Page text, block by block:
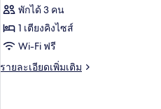
Carlton
Club
Room
พักได้ 3 คน
1 เตียงคิงไซส์
Wi-Fi ฟรี
รายละเอียดเพิ่มเติม
ราย